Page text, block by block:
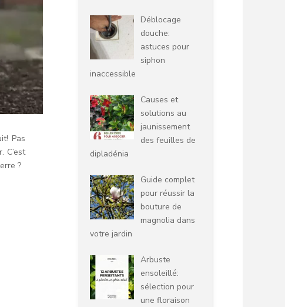
Pas
C’est
?
Déblocage
douche:
astuces pour
siphon
inaccessible
Causes et
solutions au
jaunissement
des feuilles de
dipladénia
Guide complet
pour réussir la
bouture de
magnolia dans
votre jardin
Arbuste
ensoleillé:
sélection pour
une floraison